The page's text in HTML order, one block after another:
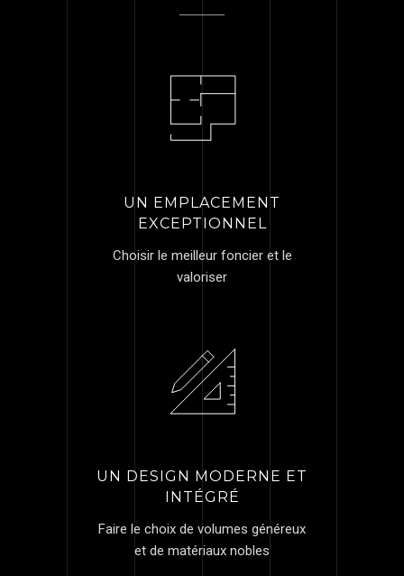
UN EMPLACEMENT
EXCEPTIONNEL
Choisir le meilleur foncier et le
valoriser
UN DESIGN MODERNE ET
INTÉGRÉ
Faire le choix de volumes généreux
et de matériaux nobles